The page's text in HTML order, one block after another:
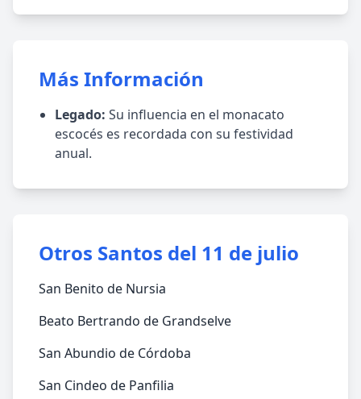
Más Información
Legado: Su influencia en el monacato
escocés es recordada con su festividad
anual.
Otros Santos del 11 de julio
San Benito de Nursia
Beato Bertrando de Grandselve
San Abundio de Córdoba
San Cindeo de Panfilia